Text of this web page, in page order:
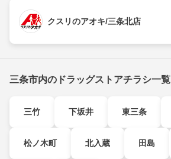
クスリのアオキ/三条北店
三条市内のドラッグストアチラシ一覧
三竹 下坂井 東三条
松ノ木町 北入蔵 田島